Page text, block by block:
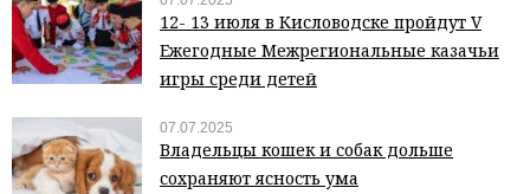
12- 13 июля в Кисловодске пройдут V
Ежегодные Межрегиональные казачьи
игры среди детей
07.07.2025
Владельцы кошек и собак дольше
сохраняют ясность ума